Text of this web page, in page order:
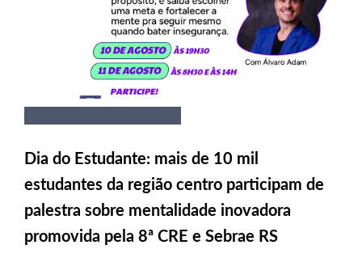
Dia do Estudante: mais de 10 mil
estudantes da região centro participam de
palestra sobre mentalidade inovadora
promovida pela 8ª CRE e Sebrae RS